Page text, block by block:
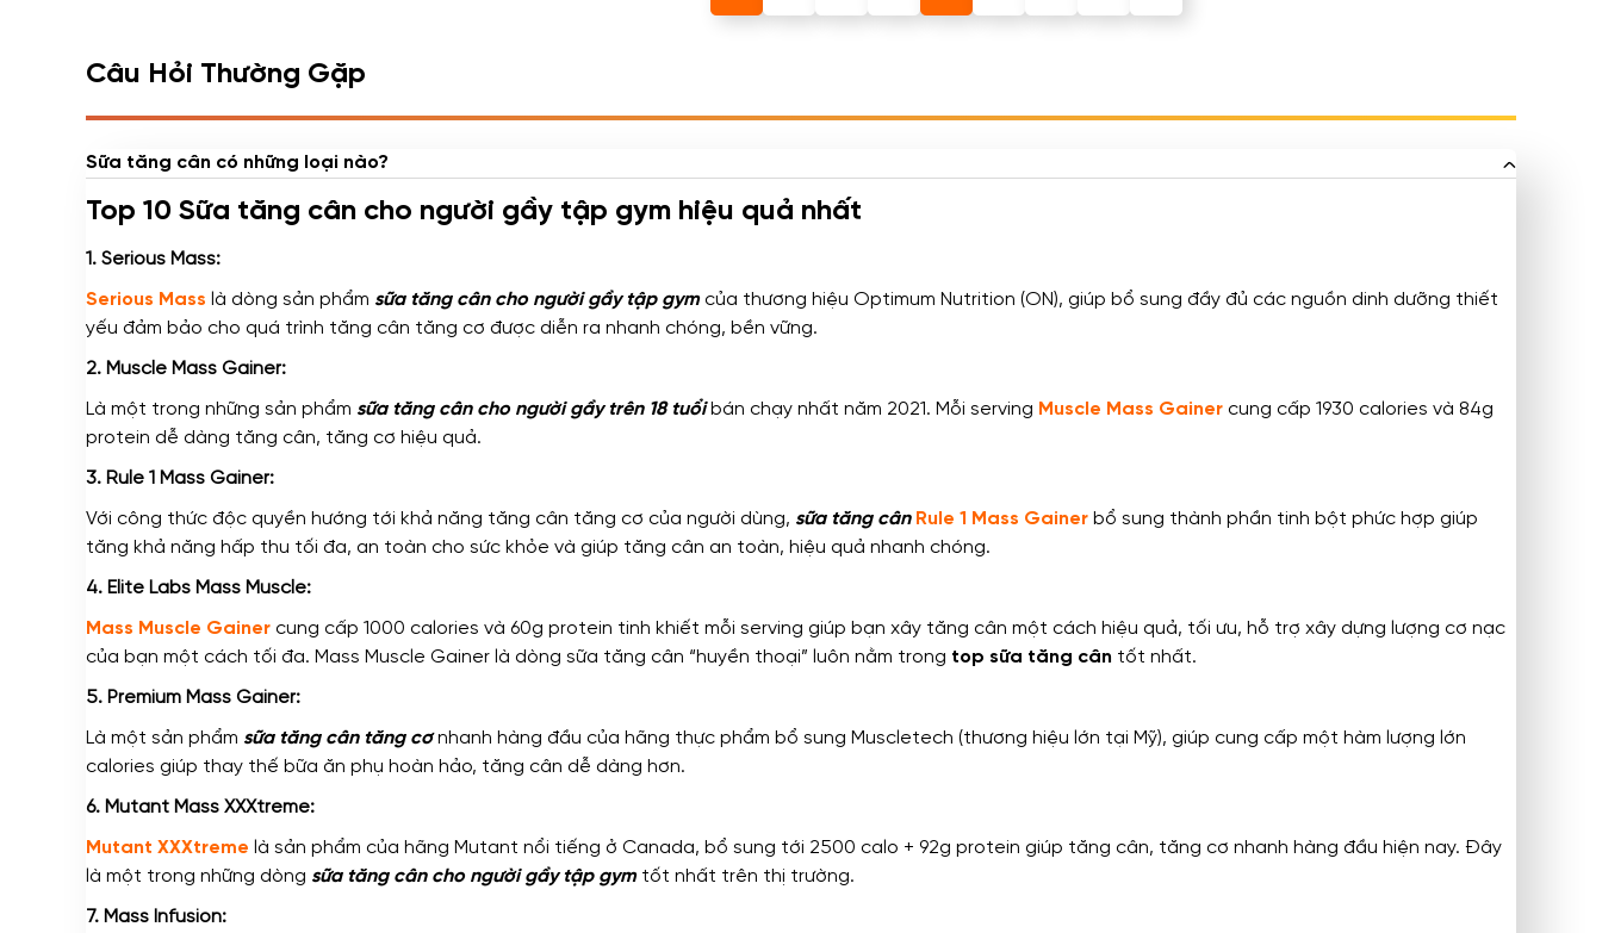
Câu Hỏi Thường Gặp
Sữa tăng cân có những loại nào?
Top 10 Sữa tăng cân cho người gầy tập gym hiệu quả nhất
1. Serious Mass:
Serious Mass là dòng sản phẩm sữa tăng cân cho người gầy tập gymcủa thương hiệu Optimum Nutrition (ON), giúp bổ sung đầy đủ các nguồn dinh dưỡng thiết
yếu đảm bảo cho quá trình tăng cân tăng cơ được diễn ra nhanh chóng, bền vững.
2. Muscle Mass Gainer:
Là một trong những sản phẩm sữa tăng cân cho người gầy trên 18 tuổibán chạy nhất năm 2021. Mỗi serving Muscle Mass Gainer cung cấp 1930 calories và 84g
protein dễ dàng tăng cân, tăng cơ hiệu quả.
3. Rule 1 Mass Gainer:
Với công thức độc quyền hướng tới khả năng tăng cân tăng cơ của người dùng, sữa tăng cân Rule 1 Mass Gainer bổ sung thành phần tinh bột phức hợp giúp
tăng khả năng hấp thu tối đa, an toàn cho sức khỏe và giúp tăng cân an toàn, hiệu quả nhanh chóng.
4. Elite Labs Mass Muscle:
Mass Muscle Gainer cung cấp 1000 calories và 60g protein tinh khiết mỗi serving giúp bạn xây tăng cân một cách hiệu quả, tối ưu, hỗ trợ xây dựng lượng cơ nạc
của bạn một cách tối đa. Mass Muscle Gainer là dòng sữa tăng cân “huyền thoại” luôn nằm trong top sữa tăng cân tốt nhất.
5. Premium Mass Gainer:
Là một sản phẩm sữa tăng cân tăng cơnhanh hàng đầu của hãng thực phẩm bổ sung Muscletech (thương hiệu lớn tại Mỹ), giúp cung cấp một hàm lượng lớn
calories giúp thay thế bữa ăn phụ hoàn hảo, tăng cân dễ dàng hơn.
6. Mutant Mass XXXtreme:
Mutant XXXtreme là sản phẩm của hãng Mutant nổi tiếng ở Canada, bổ sung tới 2500 calo + 92g protein giúp tăng cân, tăng cơ nhanh hàng đầu hiện nay. Đây
là một trong những dòng sữa tăng cân cho người gầy tập gymtốt nhất trên thị trường.
7. Mass Infusion: